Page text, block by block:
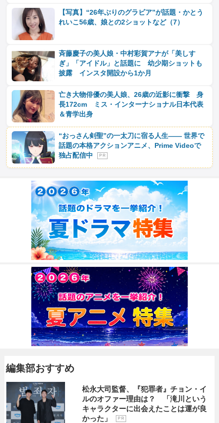
【写真】“26年ぶりのグラビア”が話題・かとう
れいこ56歳、娘との2ショットなど（7）
斉藤慶子の美人娘・中村彩賀アナが「美しす
ぎ」「アイドル」と話題に 幼少期ショットも
披露 インスタ開設から1か月
亡き大物俳優の美人娘、26歳の近影に衝撃 身
長172cm ミス・インターナショナル日本代表
＆青学出身
“おっさん剣聖”の一太刀に宿る人生―― 世界で
話題の本格アクションアニメ、Prime Videoで
独占配信中
P R
編集部おすすめ
松永大司監督、『犯罪者』チョン・イ
ルのオファー理由は？ 「滝川という
キャラクターに出会えたことは運が良
かった」
P R